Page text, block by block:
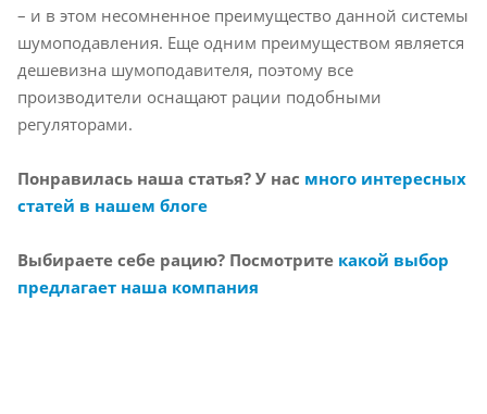
– и в этом несомненное преимущество данной системы
шумоподавления. Еще одним преимуществом является
дешевизна шумоподавителя, поэтому все
производители оснащают рации подобными
регуляторами.
Понравилась наша статья? У нас много интересных
статей в нашем блоге
Выбираете себе рацию? Посмотрите какой выбор
предлагает наша компания